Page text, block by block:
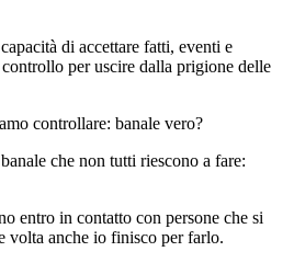
di accettare fatti, eventi e
per uscire dalla prigione delle
controllare: banale vero?
che non tutti riescono a fare:
entro in contatto con persone che si
volta anche io finisco per farlo.